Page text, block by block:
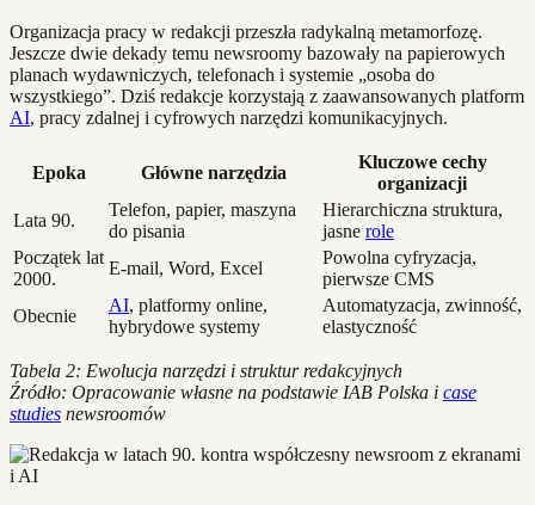
Organizacja pracy w redakcji przeszła radykalną metamorfozę.
Jeszcze dwie dekady temu newsroomy bazowały na papierowych
planach wydawniczych, telefonach i systemie „osoba do
wszystkiego”. Dziś redakcje korzystają z zaawansowanych platform
AI, pracy zdalnej i cyfrowych narzędzi komunikacyjnych.
Epoka Główne narzędzia
Kluczowe cechy
organizacji
Lata 90.
Telefon, papier, maszyna
do pisania
Hierarchiczna struktura,
jasne role
Początek lat
2000.
E-mail, Word, Excel
Powolna cyfryzacja,
pierwsze CMS
Obecnie
AI, platformy online,
hybrydowe systemy
Automatyzacja, zwinność,
elastyczność
Tabela 2: Ewolucja narzędzi i struktur redakcyjnych
Źródło: Opracowanie własne na podstawie IAB Polska i case
studies newsroomów